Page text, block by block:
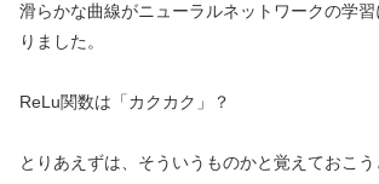
滑らかな曲線がニューラルネットワークの学
りました。
ReLu関数は「カクカク」？
とりあえずは、そういうものかと覚えておこう